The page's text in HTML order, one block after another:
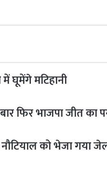
घूमेंगे मटिहानी
फिर भाजपा जीत का
नौटियाल को भेजा गया